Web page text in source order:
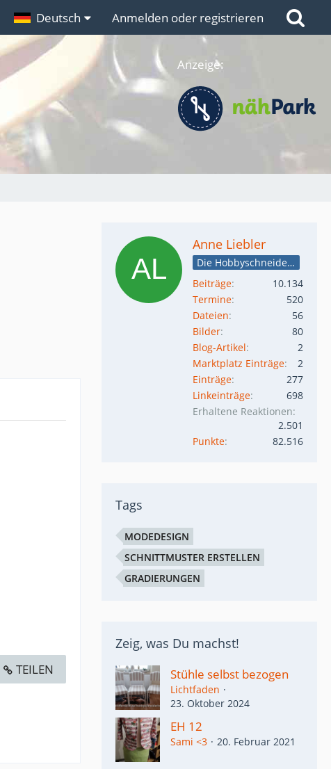
Links
Deutsch Anmelden oder registrieren
Anzeige:
TEILEN
Anne Liebler
Die Hobbyschneiderin
Beiträge
10.134
Termine
520
Dateien
56
Bilder
80
Blog-Artikel
2
Marktplatz Einträge
2
Einträge
277
Linkeinträge
698
Erhaltene Reaktionen
2.501
Punkte
82.516
Tags
MODEDESIGN
SCHNITTMUSTER ERSTELLEN
GRADIERUNGEN
Zeig, was Du machst!
Stühle selbst bezogen
Lichtfaden
23. Oktober 2024
EH 12
Sami <3 20. Februar 2021